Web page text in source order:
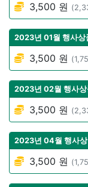
3,500 원
2023년 01월 행사상
3,500 원
2023년 02월 행사상
3,500 원
2023년 04월 행사상
3,500 원